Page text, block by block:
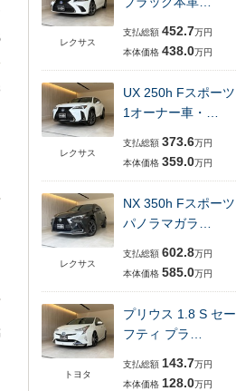
レクサス
支払総額 452.7万円
本体価格 438.0万円
レクサス
UX 250h Fスポーツ
1オーナー車・…
支払総額 373.6万円
本体価格 359.0万円
レクサス
NX 350h Fスポーツ
パノラマガラ…
支払総額 602.8万円
本体価格 585.0万円
トヨタ
プリウス 1.8 S セー
フティ プラ…
支払総額 143.7万円
本体価格 128.0万円